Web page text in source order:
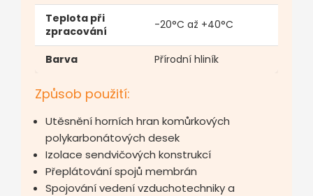
Teplota při
zpracování
-20°C až +40°C
Barva Přírodní hliník
Způsob použití:
Utěsnění horních hran komůrkových
polykarbonátových desek
Izolace sendvičových konstrukcí
Přeplátování spojů membrán
Spojování vedení vzduchotechniky a